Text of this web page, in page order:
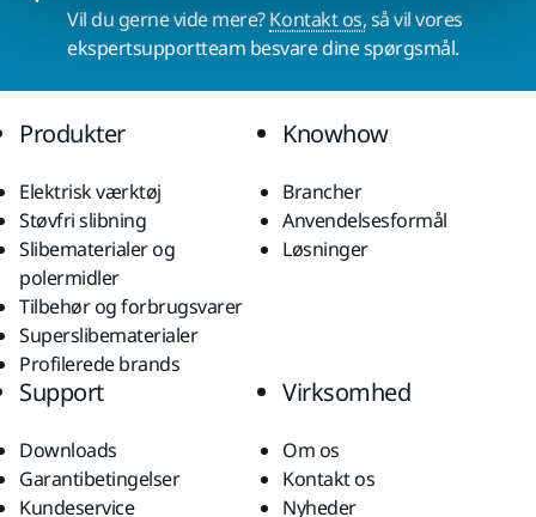
Vil du gerne vide mere?Kontakt os,så vil vores
ekspertsupportteam besvare dine spørgsmål.
Produkter
Elektrisk værktøj
Støvfri slibning
Slibematerialer og
polermidler
Tilbehør og forbrugsvarer
Superslibematerialer
Profilerede brands
Knowhow
Brancher
Anvendelsesformål
Løsninger
Support
Downloads
Garantibetingelser
Kundeservice
Virksomhed
Om os
Kontakt os
Nyheder